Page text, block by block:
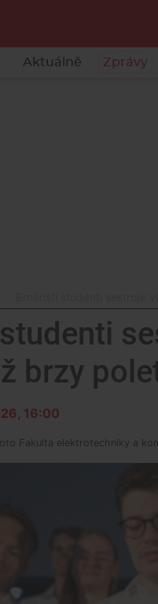
Aktuálně Zprávy
brzy
16:00
Fakulta elektrotechniky a